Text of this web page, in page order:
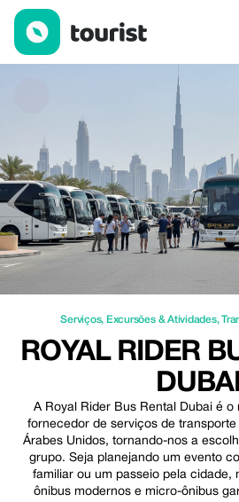
Royal Rider Bus Rental Dubai —
Serviços, Excursões & Atividades,
ROYAL RIDER
DUBAI
A Royal Rider Bus Rental Dubai é o
fornecedor de serviços de
Árabes Unidos, tornando-nos a
grupo. Seja planejando um evento
familiar ou um passeio pela cidade,
ônibus modernos e micro-ônibus